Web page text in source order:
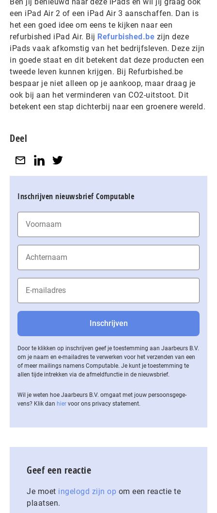
een iPad Air 2 of een iPad Air 3 aanschaffen. Dan is
het een goed idee om eens te kijken naar een
refurbished iPad Air. Bij Refurbished.be zijn deze
iPads vaak afkomstig van het bedrijfsleven. Deze zijn
in goede staat en dit betekent dat deze producten een
tweede leven kunnen krijgen. Bij Refurbished.be
bespaar je niet alleen op je aankoop, maar draag je
ook bij aan het verminderen van CO2-uitstoot. Dit
betekent een stap dichterbij naar een groenere wereld.
Deel
Inschrijven nieuwsbrief Computable
Door te klikken op inschrijven geef je toestemming aan Jaarbeurs B.V.
om je naam en e-mailadres te verwerken voor het verzenden van een
of meer mailings namens Computable. Je kunt je toestemming te
allen tijde intrekken via de af­meld­func­tie in de nieuwsbrief.
Wil je weten hoe Jaarbeurs B.V. omgaat met jouw per­soons­ge­ge­
vens? Klik dan hier voor ons privacy statement.
Geef een reactie
Je moet ingelogd zijn op om een reactie te
plaatsen.